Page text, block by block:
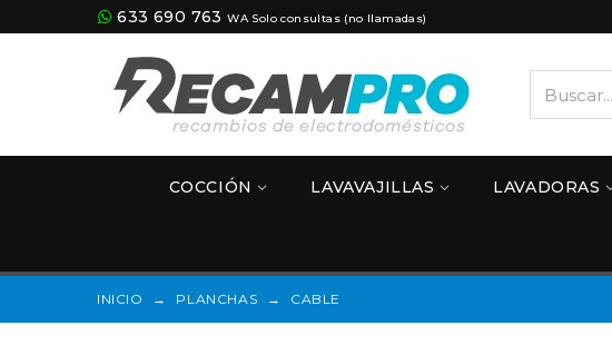
633 690 763 WA Solo consultas (no llamadas)
COCCIÓN LAVAVAJILLAS LAVADORAS
INICIO → PLANCHAS → CABLE